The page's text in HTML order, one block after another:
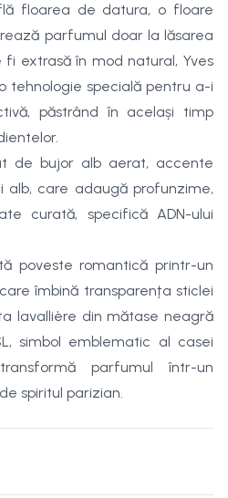
floarea de datura, o floare
parfumul doar la lăsarea
extrasă în mod natural, Yves
tehnologie specială pentru a-i
păstrând în același timp
de bujor alb aerat, accente
alb, care adaugă profunzime,
curată, specifică ADN-ului
poveste romantică printr-un
îmbină transparența sticlei
lavallière din mătase neagră
simbol emblematic al casei
parfumul într-un
spiritul parizian.